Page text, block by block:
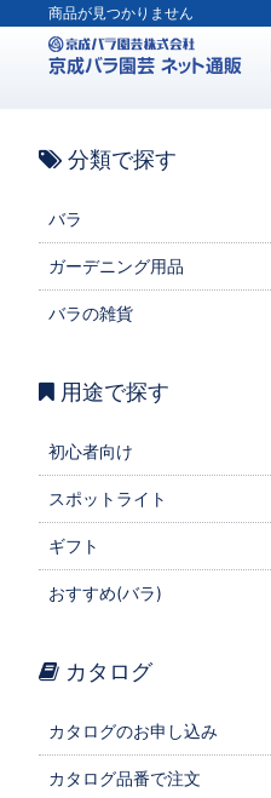
商品が見つかりません
分類で探す
バラ
ガーデニング用品
バラの雑貨
用途で探す
初心者向け
スポットライト
ギフト
おすすめ(バラ)
カタログ
カタログのお申し込み
カタログ品番で注文